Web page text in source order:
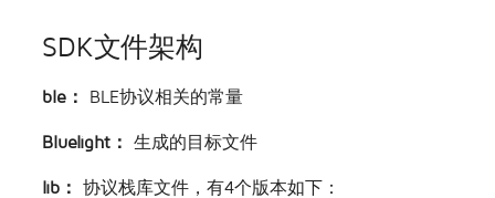
TLSR8208开发板
SDK文件架构
ble： BLE协议相关的常量
Bluelight： 生成的目标文件
lib： 协议栈库文件，有4个版本如下：